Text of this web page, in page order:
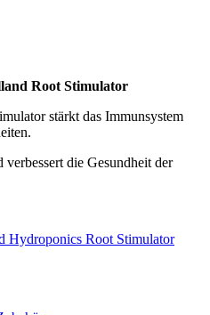
Root Stimulator
stärkt das Immunsystem
die Gesundheit der
Hydroponics Root Stimulator